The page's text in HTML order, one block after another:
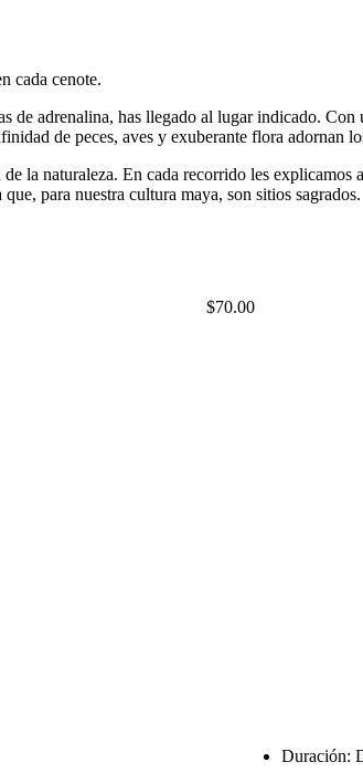
cada cenote.
de adrenalina, has llegado al lugar indicado.
de peces, aves y exuberante flora adornan
la naturaleza. En cada recorrido les
para nuestra cultura maya, son sitios sagrados.
$70.00
Duración: